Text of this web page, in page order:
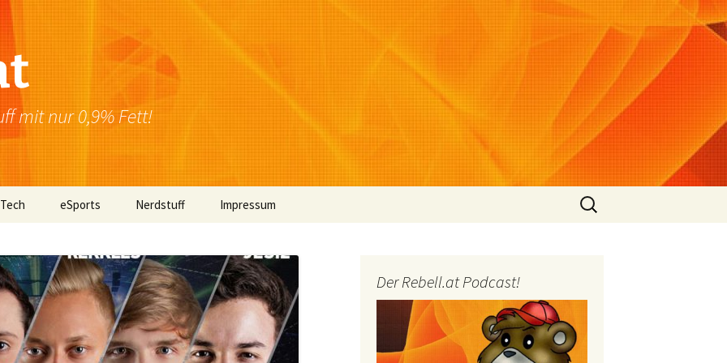
mit nur 0,9% Fett!
Mac OS
Linux
Browser
eSports Nerdstuff Impressum
Suchen
nach:
Der Rebell.at Podcast!